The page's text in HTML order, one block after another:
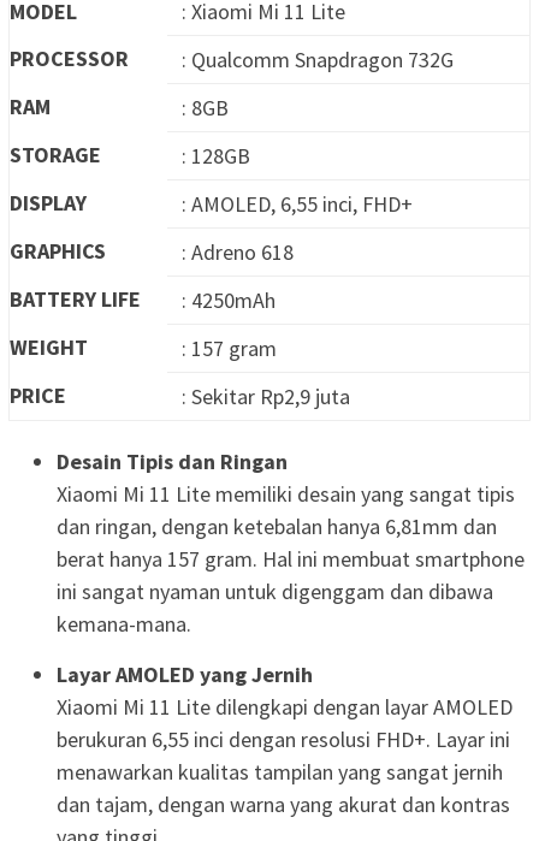
MODEL
: Xiaomi Mi 11 Lite
PROCESSOR
: Qualcomm Snapdragon 732G
RAM
: 8GB
STORAGE
: 128GB
DISPLAY
: AMOLED, 6,55 inci, FHD+
GRAPHICS
: Adreno 618
BATTERY LIFE
: 4250mAh
WEIGHT
: 157 gram
PRICE
: Sekitar Rp2,9 juta
Desain Tipis dan Ringan
Xiaomi Mi 11 Lite memiliki desain yang sangat tipis
dan ringan, dengan ketebalan hanya 6,81mm dan
berat hanya 157 gram. Hal ini membuat smartphone
ini sangat nyaman untuk digenggam dan dibawa
kemana-mana.
Layar AMOLED yang Jernih
Xiaomi Mi 11 Lite dilengkapi dengan layar AMOLED
berukuran 6,55 inci dengan resolusi FHD+. Layar ini
menawarkan kualitas tampilan yang sangat jernih
dan tajam, dengan warna yang akurat dan kontras